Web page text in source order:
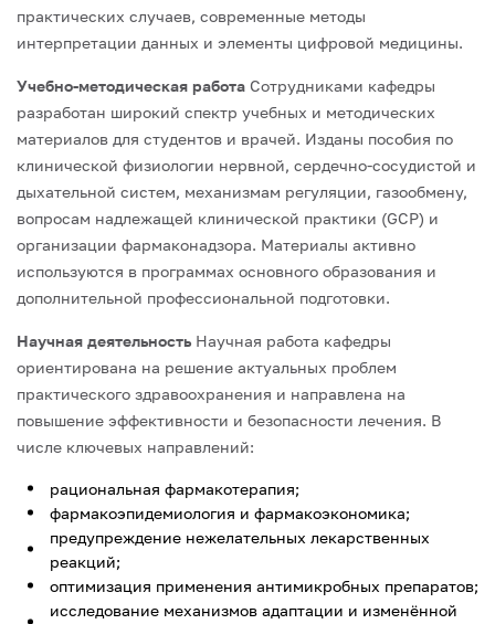
практических случаев, современные методы
интерпретации данных и элементы цифровой медицины.
Учебно-методическая работа Сотрудниками кафедры
разработан широкий спектр учебных и методических
материалов для студентов и врачей. Изданы пособия по
клинической физиологии нервной, сердечно-сосудистой и
дыхательной систем, механизмам регуляции, газообмену,
вопросам надлежащей клинической практики (GCP) и
организации фармаконадзора. Материалы активно
используются в программах основного образования и
дополнительной профессиональной подготовки.
Научная деятельность Научная работа кафедры
ориентирована на решение актуальных проблем
практического здравоохранения и направлена на
повышение эффективности и безопасности лечения. В
числе ключевых направлений:
рациональная фармакотерапия;
фармакоэпидемиология и фармакоэкономика;
предупреждение нежелательных лекарственных
реакций;
оптимизация применения антимикробных препаратов;
исследование механизмов адаптации и изменённой